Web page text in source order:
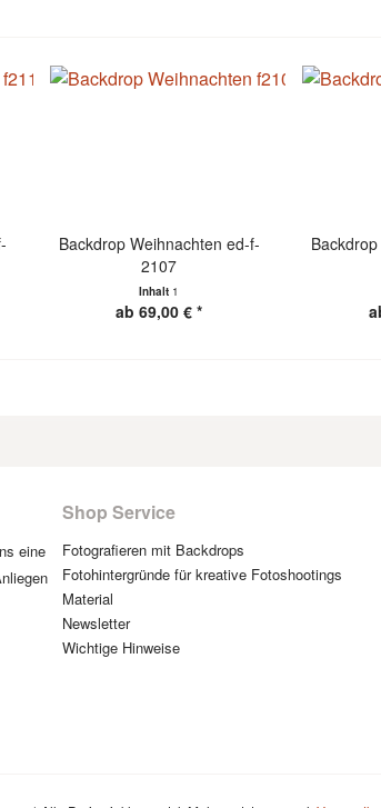
Backdrop Weihnachten ed-f-
2107
Inhalt 1
ab 69,00 € *
eine
Shop Service
Fotografieren mit Backdrops
Fotohintergründe für kreative Fotoshootings
Material
Newsletter
Wichtige Hinweise